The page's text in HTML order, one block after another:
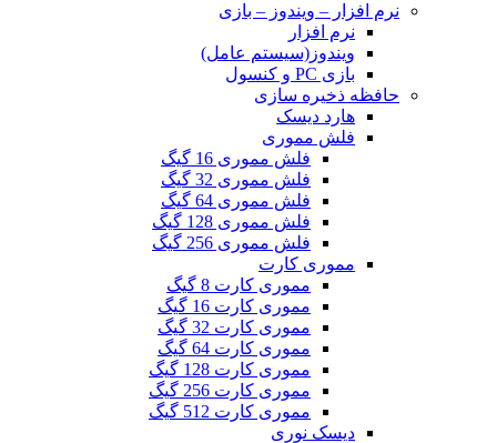
نرم افزار – ویندوز – بازی
نرم افزار
ویندوز(سیستم عامل)
بازی PC و کنسول
حافظه ذخیره سازی
هارد دیسک
فلش مموری
فلش مموری 16 گیگ
فلش مموری 32 گیگ
فلش مموری 64 گیگ
فلش مموری 128 گیگ
فلش مموری 256 گیگ
مموری کارت
مموری کارت 8 گیگ
مموری کارت 16 گیگ
مموری کارت 32 گیگ
مموری کارت 64 گیگ
مموری کارت 128 گیگ
مموری کارت 256 گیگ
مموری کارت 512 گیگ
دیسک نوری